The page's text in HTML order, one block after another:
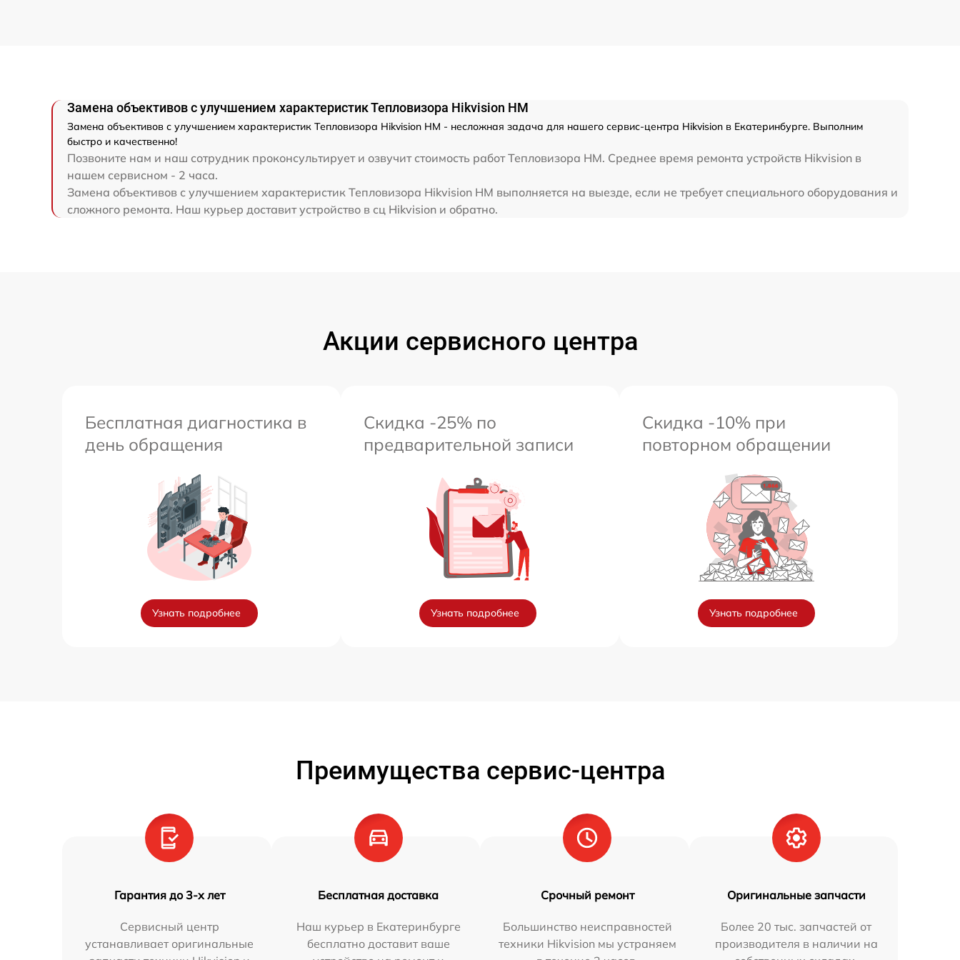
Замена объективов с улучшением характеристик Тепловизора Hikvision HM
Замена объективов с улучшением характеристик Тепловизора Hikvision HM - несложная задача для нашего сервис-центра Hikvision в Екатеринбурге. Выполним
быстро и качественно!
Позвоните нам и наш сотрудник проконсультирует и озвучит стоимость работ Тепловизора HM. Среднее время ремонта устройств Hikvision в
нашем сервисном - 2 часа.
Замена объективов с улучшением характеристик Тепловизора Hikvision HM выполняется на выезде, если не требует специального оборудования и
сложного ремонта. Наш курьер доставит устройство в сц Hikvision и обратно.
Акции сервисного центра
Бесплатная диагностика в
день обращения
Узнать подробнее
Скидка -25% по
предварительной записи
Узнать подробнее
Скидка -10% при
повторном обращении
Узнать подробнее
Преимущества сервис-центра
Гарантия до 3-х лет
Сервисный центр
устанавливает оригинальные
Бесплатная доставка
Наш курьер в Екатеринбурге
бесплатно доставит ваше
Срочный ремонт
Большинство неисправностей
техники Hikvision мы устраняем
Оригинальные запчасти
Более 20 тыс. запчастей от
производителя в наличии на